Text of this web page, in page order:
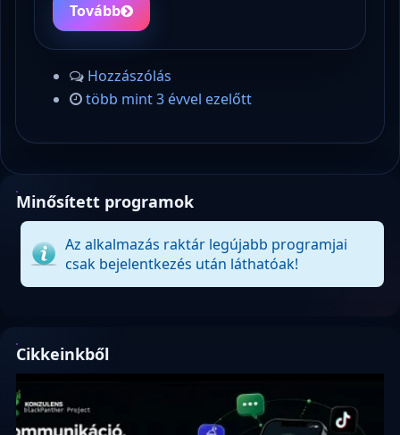
Tovább
Hozzászólás
több mint 3 évvel ezelőtt
Minősített programok
Az alkalmazás raktár legújabb programjai
csak bejelentkezés után láthatóak!
Cikkeinkből